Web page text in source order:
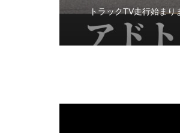
トラックTV走行始まり